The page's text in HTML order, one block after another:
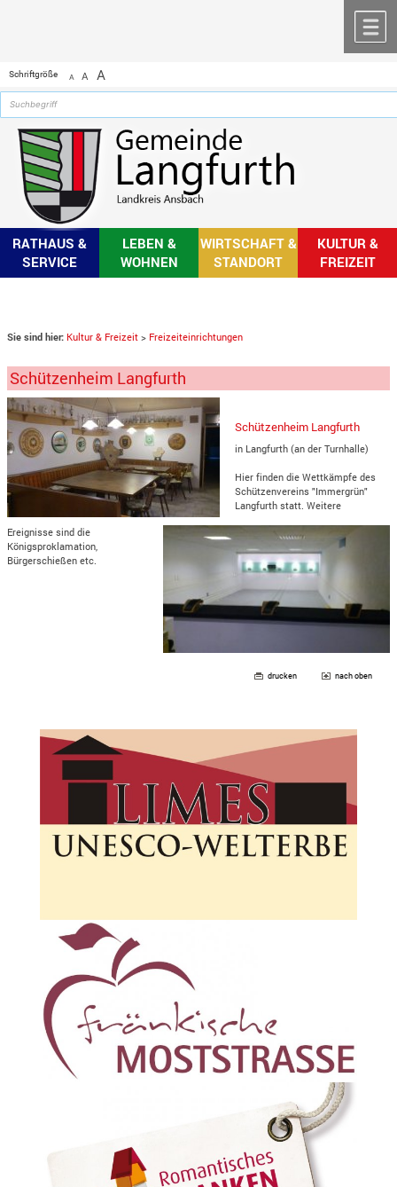
Schriftgröße A A A
RATHAUS &
SERVICE
LEBEN &
WOHNEN
WIRTSCHAFT &
STANDORT
KULTUR &
FREIZEIT
Sie sind hier: Kultur & Freizeit > Freizeiteinrichtungen
Schützenheim Langfurth
Schützenheim Langfurth
in Langfurth (an der Turnhalle)
Hier finden die Wettkämpfe des
Schützenvereins "Immergrün"
Langfurth statt. Weitere
Ereignisse sind die
Königsproklamation,
Bürgerschießen etc.
drucken nach oben